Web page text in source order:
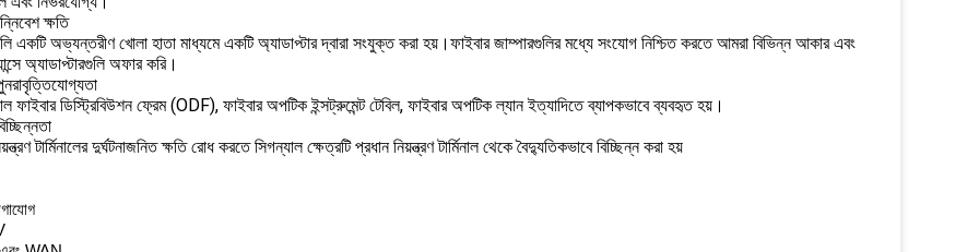
ক্ষতি
একটি অভ্যন্তরীণ খোলা হাতা মাধ্যমে একটি অ্যাডাপ্টার দ্বারা সংযুক্ত করা হয়।ফাইবার জাম্পারগুলির মধ্যে সংযোগ নিশ্চিত করতে আমরা বিভিন্ন আকার এবং
অ্যাডাপ্টারগুলি অফার করি।
ফাইবার ডিস্ট্রিবিউশন ফ্রেম (ODF), ফাইবার অপটিক ইন্সট্রুমেন্ট টেবিল, ফাইবার অপটিক ল্যান ইত্যাদিতে ব্যাপকভাবে ব্যবহৃত হয়।
টার্মিনালের দুর্ঘটনাজনিত ক্ষতি রোধ করতে সিগন্যাল ক্ষেত্রটি প্রধান নিয়ন্ত্রণ টার্মিনাল থেকে বৈদ্যুতিকভাবে বিচ্ছিন্ন করা হয়